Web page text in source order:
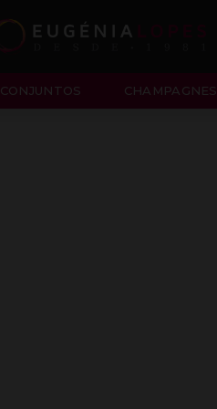
CONJUNTOS CHAMPAGNES